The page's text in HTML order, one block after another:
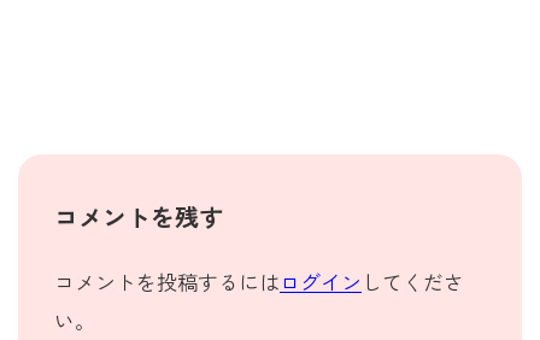
コメントを残す
コメントを投稿するには ログイン してくださ
い。